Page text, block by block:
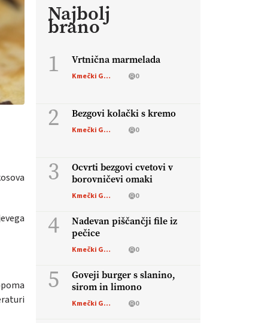
Najbolj
brano
1 Vrtnična marmelada
Kmečki Glas 0
2 Bezgovi kolački s kremo
Kmečki Glas 0
3
Ocvrti bezgovi cvetovi v
borovničevi omaki
Kmečki Glas 0
4
Nadevan piščančji file iz
pečice
Kmečki Glas 0
5
Goveji burger s slanino,
sirom in limono
Kmečki Glas 0